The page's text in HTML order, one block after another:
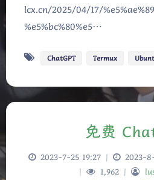
lcx.cn/2025/04/17/
%e5%bc%80%e5…
ChatGPT Termux
免费
2023-7-25 19:27 | 2023-
|
1,962 |